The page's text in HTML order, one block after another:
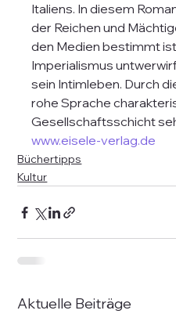
Italiens. In diesem
der Reichen und
den Medien bestimmt
Imperialismus
sein Intimleben. Durch
rohe Sprache
Gesellschaftsschicht
www.eisele-verlag.de
Büchertipps
Kultur
Aktuelle Beiträge